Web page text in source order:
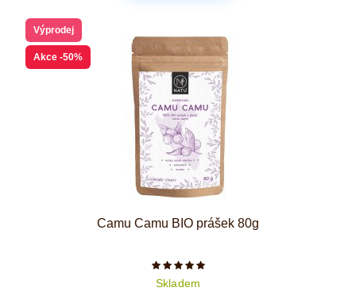
Výprodej
Akce -50%
Camu Camu BIO prášek 80g
Počet hvězdiček je 5 z 5
Skladem